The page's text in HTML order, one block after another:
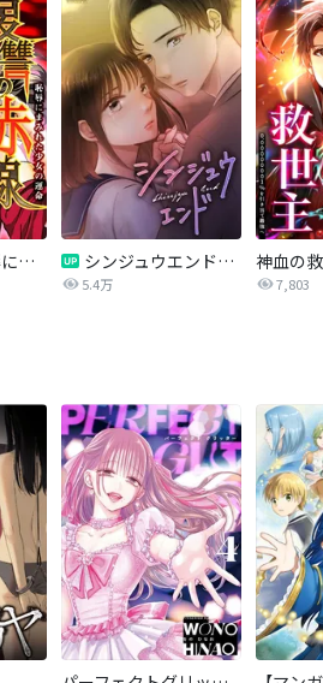
復讐の赤線～恥辱にまみれた少女の運命～【タテヨミ】 シンジュウエンド【タテヨミ】
5.4万 7,803